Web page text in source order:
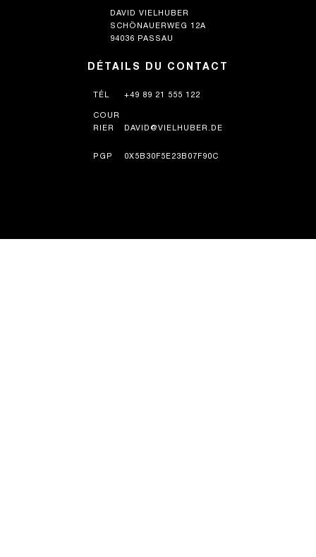
DAVID VIELHUBER
SCHÖNAUERWEG 12A
94036 PASSAU
DÉTAILS DU CONTACT
TÉL +49 89 21 555 122
COUR
RIER
DAVID@VIELHUBER.DE
PGP 0X5B30F5E23B07F90C